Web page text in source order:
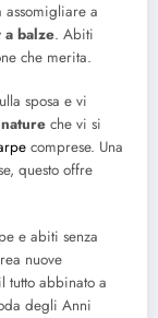
a
balze. Abiti
che merita.
sposa e vi
che vi si
comprese. Una
questo offre
e abiti senza
nuove
tutto abbinato a
degli Anni